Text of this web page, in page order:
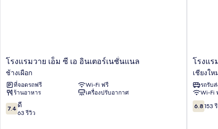
โรงแรม
วาย
เอ็ม
ซี
เอ
อินเตอร์
เนชั่นแนล
โรงแรมวาย เอ็ม ซี เอ อินเตอร์เนชั่นแนล
ช้างเผือก
ที่จอดรถฟรี
Wi-Fi ฟรี
ร้านอาหาร
เครื่องปรับอากาศ
7.4
จาก
7.4 ดี
63 รีวิว
โรงแรม
แทรเวล
เลอ
ร์
อินน์
เชียงให
โรงแร
เชียงให
รถรับ
Wi-Fi
6.8
จาก
6.8 153